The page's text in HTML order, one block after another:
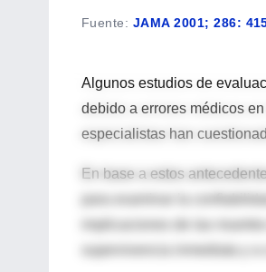
Fuente: JAMA 2001; 286:
Algunos estudios de
debido a errores médicos
especialistas han
En base a estos
supervivencia inmediata y